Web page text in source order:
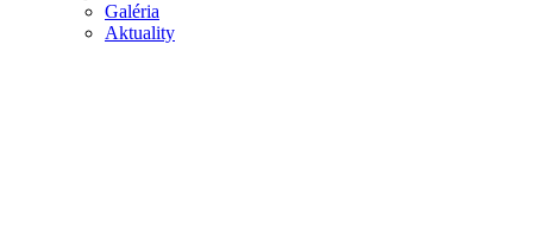
Galéria
Aktuality